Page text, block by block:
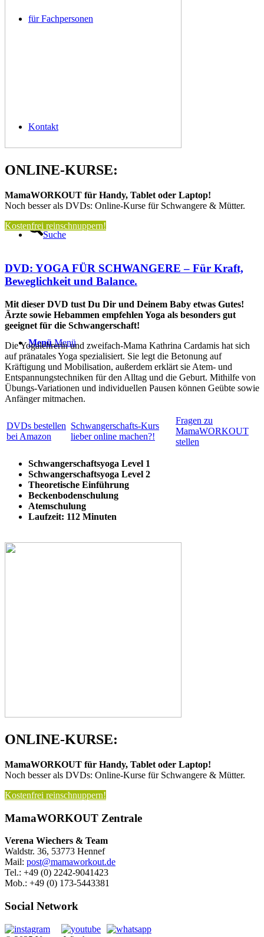
für Fachpersonen
Kontakt
Suche
Menü Menü
ONLINE-KURSE:
MamaWORKOUT für Handy, Tablet oder Laptop!
Noch besser als DVDs: Online-Kurse für Schwangere & Mütter.
Kostenfrei reinschnuppern!
DVD: YOGA FÜR SCHWANGERE – Für Kraft,
Beweglichkeit und Balance.
Mit dieser DVD tust Du Dir und Deinem Baby etwas Gutes!
Ärzte sowie Hebammen empfehlen Yoga als besonders gut
geeignet für die Schwangerschaft!
Die Yogalehrerin und zweifach-Mama Kathrina Cardamis hat sich
auf pränatales Yoga spezialisiert. Sie legt die Betonung auf
Kräftigung und Mobilisation, außerdem erklärt sie Atem- und
Entspannungstechniken für den Alltag und die Geburt. Mithilfe von
Übungs-Variationen und individuellen Pausen können Geübte sowie
Anfänger mitmachen.
DVDs bestellen
bei Amazon
Schwangerschafts-Kurs
lieber online machen?!
Fragen zu
MamaWORKOUT
stellen
Schwangerschaftsyoga Level 1
Schwangerschaftsyoga Level 2
Theoretische Einführung
Beckenbodenschulung
Atemschulung
Laufzeit: 112 Minuten
ONLINE-KURSE:
MamaWORKOUT für Handy, Tablet oder Laptop!
Noch besser als DVDs: Online-Kurse für Schwangere & Mütter.
Kostenfrei reinschnuppern!
MamaWORKOUT Zentrale
Verena Wiechers & Team
Waldstr. 36, 53773 Hennef
Mail: post@mamaworkout.de
Tel.: +49 (0) 2242-9041423
Mob.: +49 (0) 173-5443381
Social Network